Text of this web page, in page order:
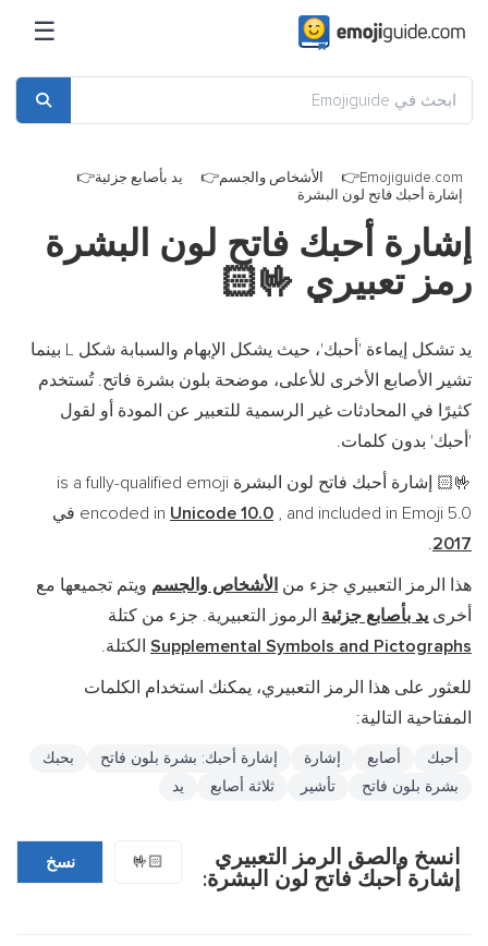
☰
Emojiguide.com الأشخاص والجسم
يد بأصابع جزئية
إشارة أحبك فاتح لون البشرة
إشارة أحبك فاتح لون البشرة
رمز تعبيري 🤟🏻
يد تشكل إيماءة 'أحبك'، حيث يشكل الإبهام والسبابة شكل L بينما
تشير الأصابع الأخرى للأعلى، موضحة بلون بشرة فاتح. تُستخدم
كثيرًا في المحادثات غير الرسمية للتعبير عن المودة أو لقول
'أحبك' بدون كلمات.
🤟🏻
إشارة أحبك فاتح لون البشرة is a fully-qualified emoji
encoded in Unicode 10.0 , and included in Emoji 5.0 في
2017
.
هذا الرمز التعبيري جزء من الأشخاص والجسم ويتم تجميعها مع
أخرىيد بأصابع جزئية الرموز التعبيرية. جزء من كتلة
Supplemental Symbols and Pictographs الكتلة.
للعثور على هذا الرمز التعبيري، يمكنك استخدام الكلمات
المفتاحية التالية:
أحبك أصابع إشارة إشارة أحبك: بشرة بلون فاتح
بحبك
بشرة بلون فاتح
تأشير ثلاثة أصابع يد
انسخ والصق الرمز التعبيري
إشارة أحبك فاتح لون البشرة:
🤟🏻 نسخ